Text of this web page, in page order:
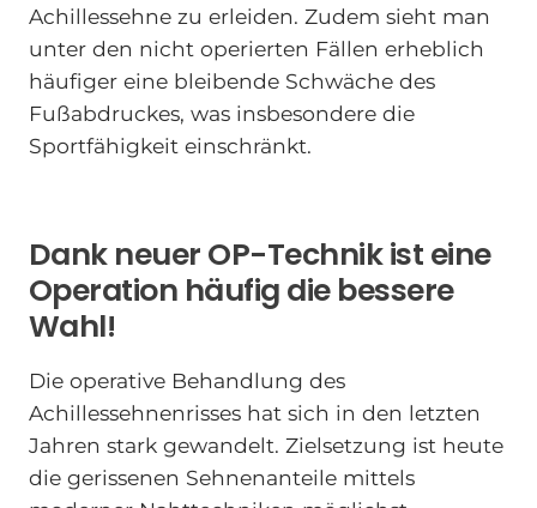
Achillessehne zu erleiden. Zudem sieht man
unter den nicht operierten Fällen erheblich
häufiger eine bleibende Schwäche des
Fußabdruckes, was insbesondere die
Sportfähigkeit einschränkt.
Dank neuer OP-Technik ist eine
Operation häufig die bessere
Wahl!
Die operative Behandlung des
Achillessehnenrisses hat sich in den letzten
Jahren stark gewandelt. Zielsetzung ist heute
die gerissenen Sehnenanteile mittels